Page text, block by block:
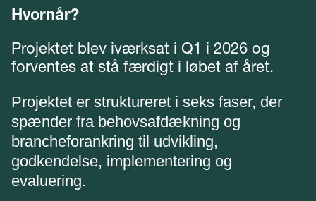
Hvornår?
Projektet blev iværksat i Q1 i 2026 og
forventes at stå færdigt i løbet af året.
Projektet er struktureret i seks faser, der
spænder fra behovsafdækning og
brancheforankring til udvikling,
godkendelse, implementering og
evaluering.